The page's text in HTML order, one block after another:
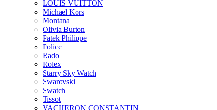
LOUIS VUITTON
Michael Kors
Montana
Olivia Burton
Patek Philippe
Police
Rado
Rolex
Starry Sky Watch
Swarovski
Swatch
Tissot
VACHERON CONSTANTIN